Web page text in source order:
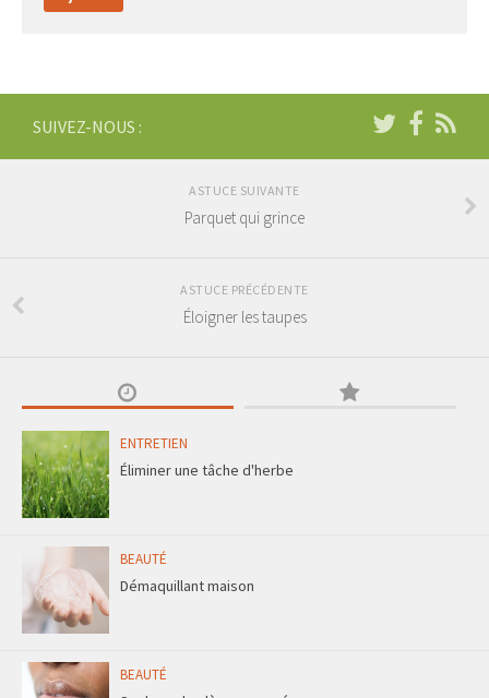
SUIVEZ-NOUS :
ASTUCE SUIVANTE
Parquet qui grince
ASTUCE PRÉCÉDENTE
Éloigner les taupes
ENTRETIEN
Éliminer une tâche d'herbe
BEAUTÉ
Démaquillant maison
BEAUTÉ